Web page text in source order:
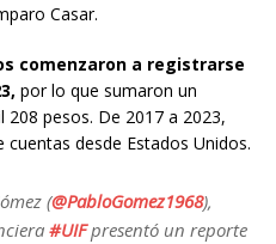
Casar.
comenzaron a registrarse
por lo que sumaron un
pesos. De 2017 a 2023,
cuentas desde Estados Unidos.
(@PabloGomez1968),
#UIFpresentó un reporte